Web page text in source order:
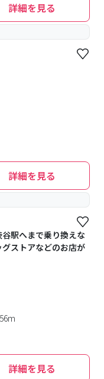
詳細を見る
詳細を見る
駅へまで乗り換えな
ストアなどのお店が
詳細を見る